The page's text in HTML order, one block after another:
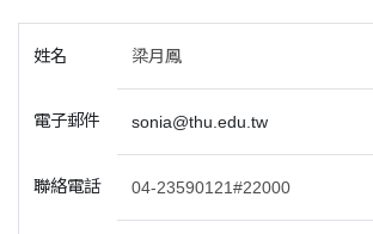
姓名 梁月鳳
電子郵件 sonia@thu.edu.tw
聯絡電話 04-23590121#22000